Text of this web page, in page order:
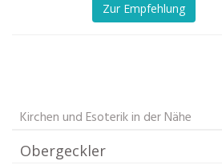
Zur Empfehlung
Kirchen und Esoterik in der Nähe
Obergeckler